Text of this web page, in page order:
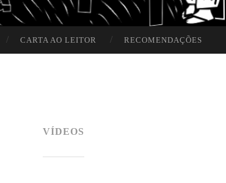
CARTA AO LEITOR RECOMENDAÇÕES
VÍDEOS